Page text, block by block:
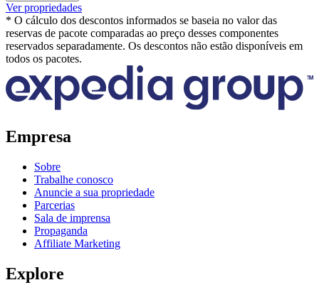
Ver propriedades
* O cálculo dos descontos informados se baseia no valor das
reservas de pacote comparadas ao preço desses componentes
reservados separadamente. Os descontos não estão disponíveis em
todos os pacotes.
Empresa
Sobre
Trabalhe conosco
Anuncie a sua propriedade
Parcerias
Sala de imprensa
Propaganda
Affiliate Marketing
Explore